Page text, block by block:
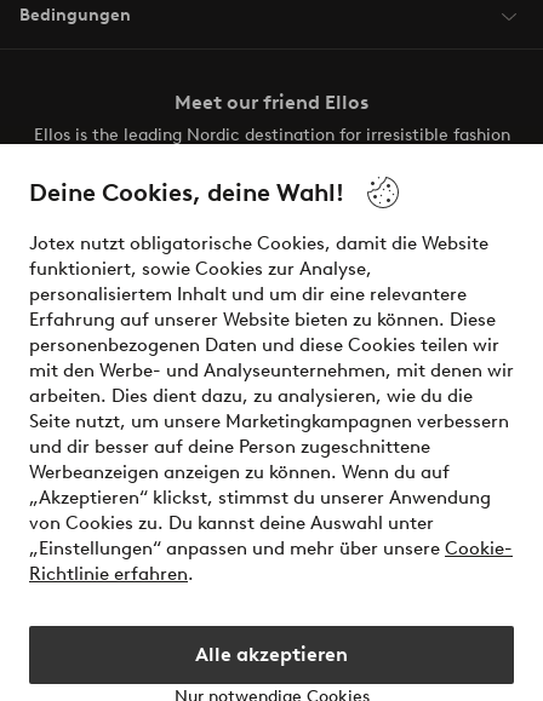
Deine Cookies, deine Wahl!
Jotex nutzt obligatorische Cookies, damit die Website
funktioniert, sowie Cookies zur Analyse,
personalisiertem Inhalt und um dir eine relevantere
Erfahrung auf unserer Website bieten zu können. Diese
personenbezogenen Daten und diese Cookies teilen wir
mit den Werbe- und Analyseunternehmen, mit denen wir
arbeiten. Dies dient dazu, zu analysieren, wie du die
Seite nutzt, um unsere Marketingkampagnen verbessern
und dir besser auf deine Person zugeschnittene
Werbeanzeigen anzeigen zu können. Wenn du auf
„Akzeptieren“ klickst, stimmst du unserer Anwendung
von Cookies zu. Du kannst deine Auswahl unter
„Einstellungen“ anpassen und mehr über unsere Cookie-
Richtlinie erfahren.
Alle akzeptieren
Nur notwendige Cookies
Bedingungen
Meet our friend Ellos
Ellos is the leading Nordic destination for irresistible fashion
the latest trends, curated to make finding your next look
effortless. It’s all here.
Visit Ellos
Sichere Zahlungen - Jetzt bezahlen oder aufteilen
Möchtest du mehr über unsere
Zahlungsmöglichkeitenerfahren?